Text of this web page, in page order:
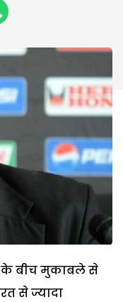
के बीच मुकाबले से
से ज्यादा